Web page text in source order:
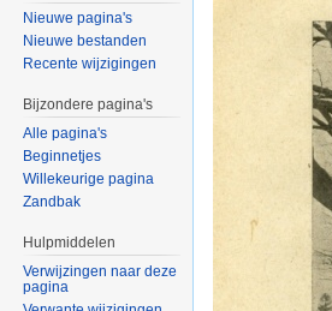
Nieuwe pagina's
Nieuwe bestanden
Recente wijzigingen
Bijzondere pagina's
Alle pagina's
Beginnetjes
Willekeurige pagina
Zandbak
Hulpmiddelen
Verwijzingen naar deze
pagina